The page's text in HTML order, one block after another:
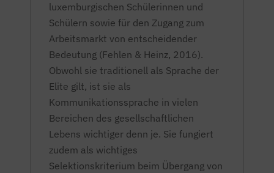
luxemburgischen Schülerinnen und
Schülern sowie für den Zugang zum
Arbeitsmarkt von entscheidender
Bedeutung (Fehlen & Heinz, 2016).
Obwohl sie traditionell als Sprache der
Elite gilt, ist sie als
Kommunikationssprache in vielen
Bereichen des gesellschaftlichen
Lebens wichtiger denn je. Sie fungiert
zudem als wichtiges
Selektionskriterium beim Übergang von